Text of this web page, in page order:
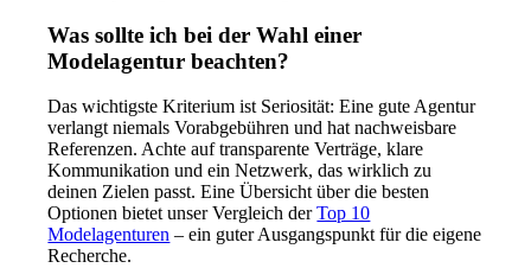
Was sollte ich bei der Wahl einer
Modelagentur beachten?
Das wichtigste Kriterium ist Seriosität: Eine gute Agentur
verlangt niemals Vorabgebühren und hat nachweisbare
Referenzen. Achte auf transparente Verträge, klare
Kommunikation und ein Netzwerk, das wirklich zu
deinen Zielen passt. Eine Übersicht über die besten
Optionen bietet unser Vergleich derTop 10
Modelagenturen – ein guter Ausgangspunkt für die eigene
Recherche.